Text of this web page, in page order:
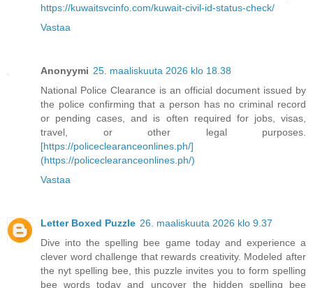
https://kuwaitsvcinfo.com/kuwait-civil-id-status-check/
Vastaa
Anonyymi 25. maaliskuuta 2026 klo 18.38
National Police Clearance is an official document issued by
the police confirming that a person has no criminal record
or pending cases, and is often required for jobs, visas,
travel, or other legal purposes.
[https://policeclearanceonlines.ph/]
(https://policeclearanceonlines.ph/)
Vastaa
Letter Boxed Puzzle 26. maaliskuuta 2026 klo 9.37
Dive into the spelling bee game today and experience a
clever word challenge that rewards creativity. Modeled after
the nyt spelling bee, this puzzle invites you to form spelling
bee words today and uncover the hidden spelling bee